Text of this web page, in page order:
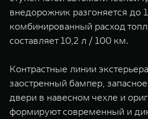
внедорожник разгоняется до
комбинированный расход
составляет 10,2 л / 100 км.
Контрастные линии
заостренный бампер,
двери в навесном чехле и
формируют современный и